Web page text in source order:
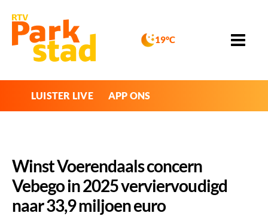
19°C
LUISTER LIVE APP ONS
Winst Voerendaals concern
Vebego in 2025 verviervoudigd
naar 33,9 miljoen euro